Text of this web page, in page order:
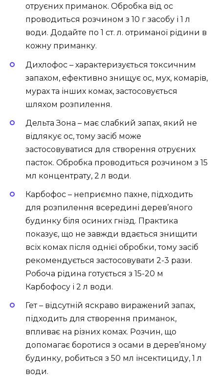
отруєних приманок. Обробка від ос
проводиться розчином з 10 г засобу і 1 л
води. Додайте по 1 ст. л. отриманої рідини в
кожну приманку.
Дихлофос – характеризується токсичним
запахом, ефективно знищує ос, мух, комарів,
мурах та інших комах, застосовується
шляхом розпилення.
Дельта Зона – має слабкий запах, який не
відлякує ос, тому засіб може
застосовуватися для створення отруєних
пасток. Обробка проводиться розчином з 15
мл концентрату, 2 л води.
Карбофос – неприємно пахне, підходить
для розпилення всередині дерев’яного
будинку біля осиних гнізд. Практика
показує, що не завжди вдається знищити
всіх комах після однієї обробки, тому засіб
рекомендується застосовувати 2-3 рази.
Робоча рідина готується з 15-20 м
Карбофосу і 2 л води.
Гет – відсутній яскраво виражений запах,
підходить для створення приманок,
впливає на різних комах. Розчин, що
допомагає боротися з осами в дерев’яному
будинку, робиться з 50 мл інсектициду, 1 л
води.